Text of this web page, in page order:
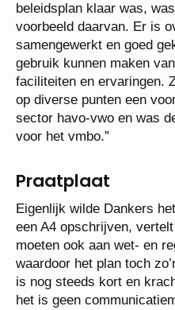
beleidsplan klaar was,
voorbeeld daarvan. Er is
samengewerkt en goed
gebruik kunnen maken
faciliteiten en ervaringen.
op diverse punten een
sector havo-vwo en was
voor het vmbo.”
Praatplaat
Eigenlijk wilde Dankers
een A4 opschrijven,
moeten ook aan wet- en
waardoor het plan toch
is nog steeds kort en
het is geen